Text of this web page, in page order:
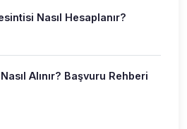
Nasıl Hesaplanır?
Alınır? Başvuru Rehberi